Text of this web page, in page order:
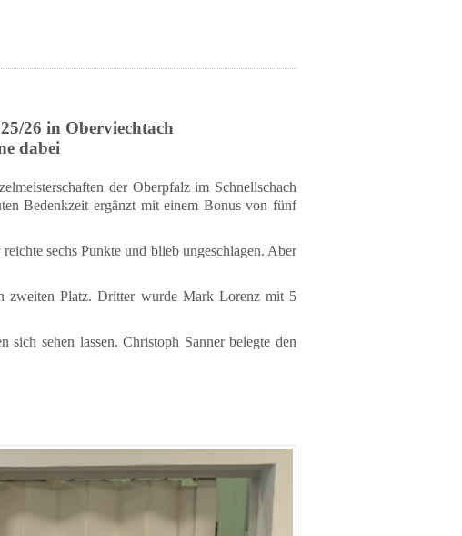
26 in Oberviechtach
dabei
der Oberpfalz im Schnellschach
Bedenkzeit ergänzt mit einem Bonus von fünf
sechs Punkte und blieb ungeschlagen. Aber
zweiten Platz. Dritter wurde Mark Lorenz mit 5
sehen lassen. Christoph Sanner belegte den